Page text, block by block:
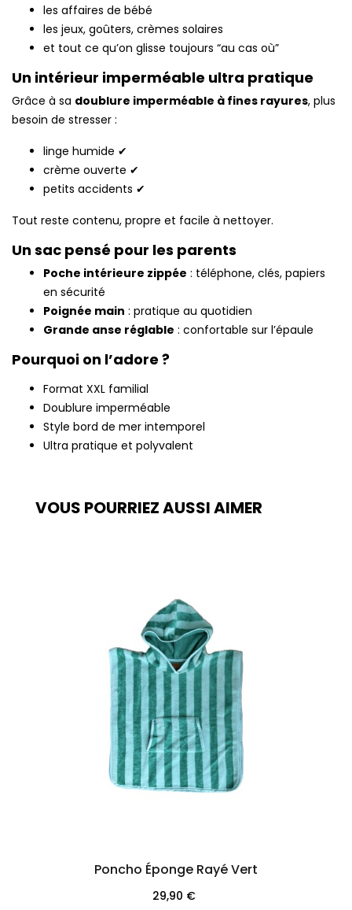
les affaires de bébé
les jeux, goûters, crèmes solaires
et tout ce qu’on glisse toujours “au cas où”
Un intérieur imperméable ultra pratique
Grâce à sa doublure imperméable à fines rayures, plus
besoin de stresser :
linge humide ✔
crème ouverte ✔
petits accidents ✔
Tout reste contenu, propre et facile à nettoyer.
Un sac pensé pour les parents
Poche intérieure zippée : téléphone, clés, papiers
en sécurité
Poignée main : pratique au quotidien
Grande anse réglable : confortable sur l’épaule
Pourquoi on l’adore ?
Format XXL familial
Doublure imperméable
Style bord de mer intemporel
Ultra pratique et polyvalent
VOUS POURRIEZ AUSSI AIMER
Poncho Éponge Rayé Vert
Prix
29,90 €